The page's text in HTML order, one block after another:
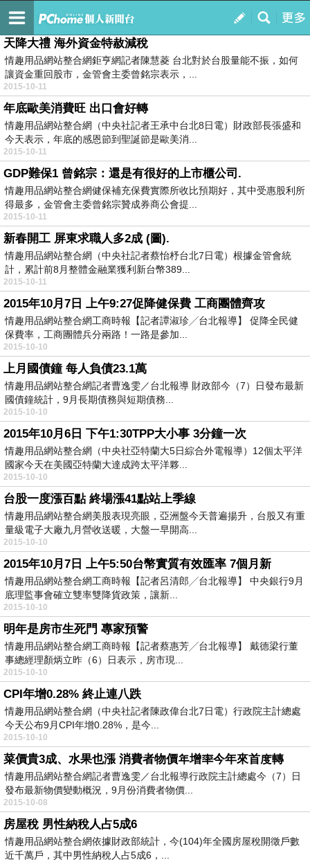
我的
訂閱
財經新聞
天降大禮 海外資金特赦減稅
情趣用品網站整合網鉅亨網記者陳慧菱 台北對於台股量能不振，如何
讓資金重回股市，金管會主委曾銘宗表示，...
2015-10-11
年底歐美消費旺 出口會好轉
情趣用品網站整合網（中央社記者王承中台北8日電）財政部長張盛和
今天表示，年底的感恩節到聖誕節是歐美消...
2015-10-11
GDP難保1 曾銘宗：還是有很好的上市櫃公司.
情趣用品網站整合網健保補充保費實際所收比預期好，其中受惠股利所
得最多，金管會主委曾銘宗贊成券商公會提...
2015-10-11
新春開工 屏東求職人多2成 (圖).
情趣用品網站整合網（中央社記者蔡怡杼台北7日電）根據金管會統
計，累計前8月整體金融業獲利新台幣389...
2015-10-11
2015年10月7日 上午9:27促降健保費 工商團體齊攻
情趣用品網站整合網工商時報【記者譚淑珍╱台北報導】 促降全民健
保費率，工商團體兵分兩路！一路是參加...
2015-10-10
上月國債鐘 每人負債23.1萬
情趣用品網站整合網記者曹逸雯／台北報導 財政部今（7）日發布最新
國債鐘統計，9月長期債務與短期債務...
2015-10-10
2015年10月6日 下午1:30TPP大小事 3分鐘一次
情趣用品網站整合網（中央社亞特蘭大5日綜合外電報導）12個太平洋
國家今天在美國亞特蘭大達成跨太平洋夥...
2015-10-10
台股一度漲百點 終場漲41點站上季線
情趣用品網站整合網美股表現亮眼，亞洲盤今天普遍揚升，台股又有重
量級電子大廠九月營收送暖，大盤一早開高...
2015-10-10
2015年10月7日 上午5:50台幣實質有效匯率 7個月新
情趣用品網站整合網工商時報【記者呂清郎╱台北報導】 中央銀行9月
底理監事會確立雙率雙降貨政策，讓新...
2015-10-10
明年是房市生死門 專家預警
情趣用品網站整合網工商時報【記者蔡惠芳╱台北報導】 戴德梁行董
事總經理顏炳立昨（6）日表示，房市現...
2015-10-10
CPI年增0.28% 終止連八跌
情趣用品網站整合網（中央社記者陳政偉台北7日電）行政院主計總處
今天公布9月CPI年增0.28%，是今...
2015-10-10
菜價貴3成、水果也漲 消費者物價年增率今年來首度轉
情趣用品網站整合網記者曹逸雯／台北報導行政院主計總處今（7）日
發布最新物價變動概況，9月份消費者物價...
2015-10-08
房屋稅 男性納稅人占5成6
情趣用品網站整合網依據財政部統計，今(104)年全國房屋稅開徵戶數
近千萬戶，其中男性納稅人占5成6，...